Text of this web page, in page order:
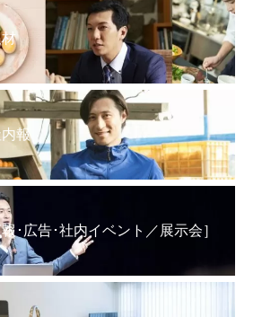
材
報
･広告･社内イベント／展示会］